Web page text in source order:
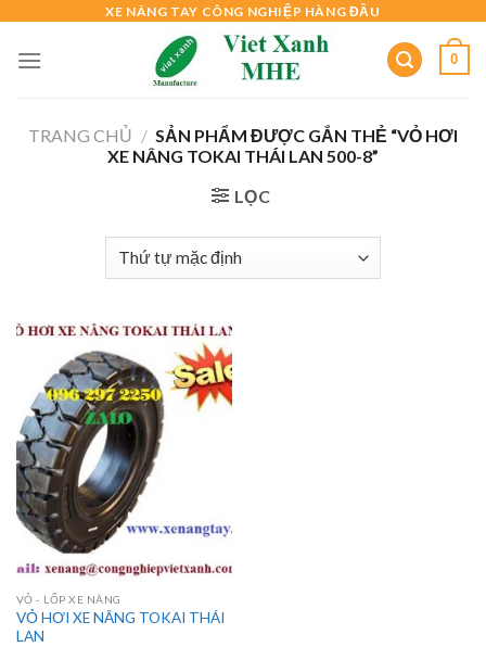
content
XE NÂNG TAY CÔNG NGHIỆP HÀNG ĐẦU
0
TRANG CHỦ / SẢN PHẨM ĐƯỢC GẮN THẺ “VỎ HƠI
XE NÂNG TOKAI THÁI LAN 500-8”
LỌC
VỎ - LỐP XE NÂNG
VỎ HƠI XE NÂNG TOKAI THÁI
LAN